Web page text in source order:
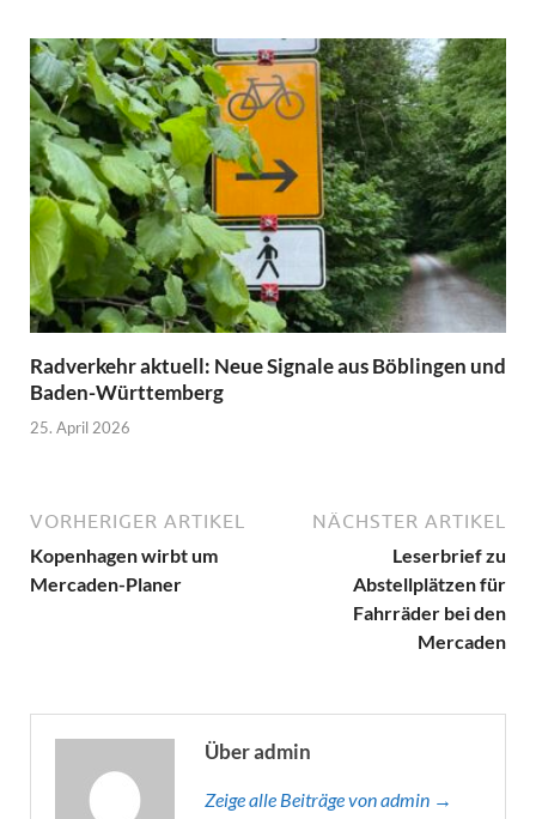
Radverkehr aktuell: Neue Signale aus Böblingen und
Baden-Württemberg
25. April 2026
VORHERIGER ARTIKEL
Kopenhagen wirbt um
Mercaden-Planer
NÄCHSTER ARTIKEL
Leserbrief zu
Abstellplätzen für
Fahrräder bei den
Mercaden
Über admin
Zeige alle Beiträge von admin →